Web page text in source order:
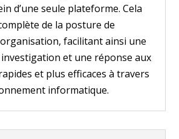
d’une seule plateforme. Cela
de la posture de
organisation, facilitant ainsi une
et une réponse aux
et plus efficaces à travers
informatique.